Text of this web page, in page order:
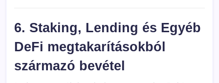
6. Staking, Lending és Egyéb
DeFi megtakarításokból
származó bevétel